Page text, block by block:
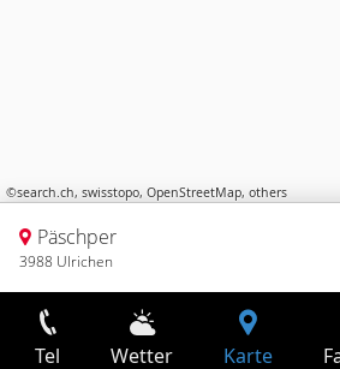
©search.ch, swisstopo, OpenStreetMap, others
Päschper
3988 Ulrichen
Tel Wetter Karte